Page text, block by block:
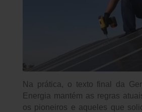
Na prática, o texto final da
Energia mantém as regras
os pioneiros e aqueles que